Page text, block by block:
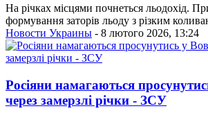
На річках місцями почнеться льодохід.
формування заторів льоду з різким
Новости Украины - 8 лютого 2026, 13:24
Росіяни намагаються
через замерзлі річки - ЗСУ